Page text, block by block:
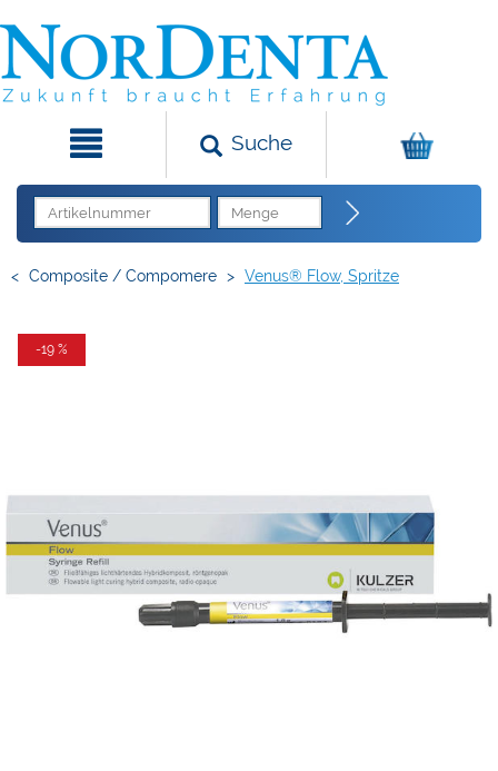
Suche
< Composite / Compomere > Venus® Flow, Spritze
-19 %